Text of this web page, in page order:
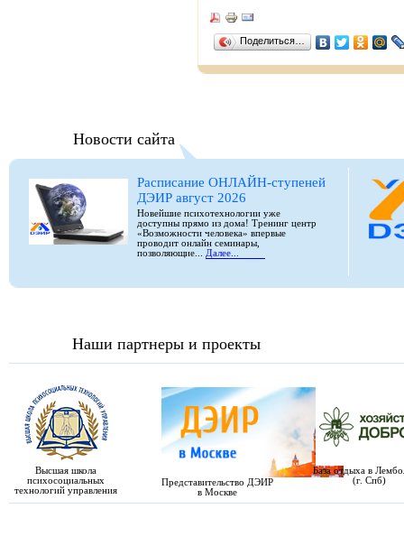
Поделиться…
Новости сайта
Расписание ОНЛАЙН-ступеней
ДЭИР август 2026
Новейшие психотехнологии уже
доступны прямо из дома! Тренинг центр
«Возможности человека» впервые
проводит онлайн семинары,
позволяющие... Далее...
Наши партнеры и проекты
Высшая школа
психосоциальных
технологий управления
Представительство ДЭИР
в Москве
База отдыха в
(г. Спб)